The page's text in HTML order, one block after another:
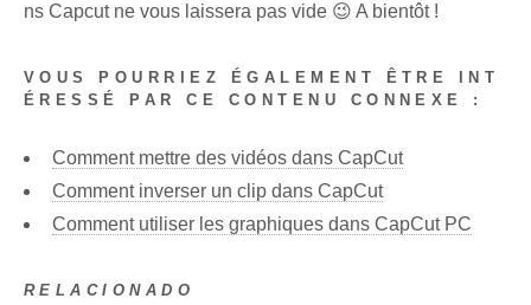
ns Capcut ne vous laissera pas vide 😉 A bientôt !
VOUS POURRIEZ ÉGALEMENT ÊTRE INT
ÉRESSÉ PAR CE CONTENU CONNEXE :
Comment mettre des vidéos dans CapCut
Comment inverser un clip dans CapCut
Comment utiliser les graphiques dans CapCut PC
RELACIONADO